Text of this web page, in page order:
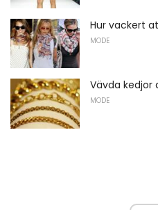
Hur vackert
MODE
Vävda kedjor
MODE